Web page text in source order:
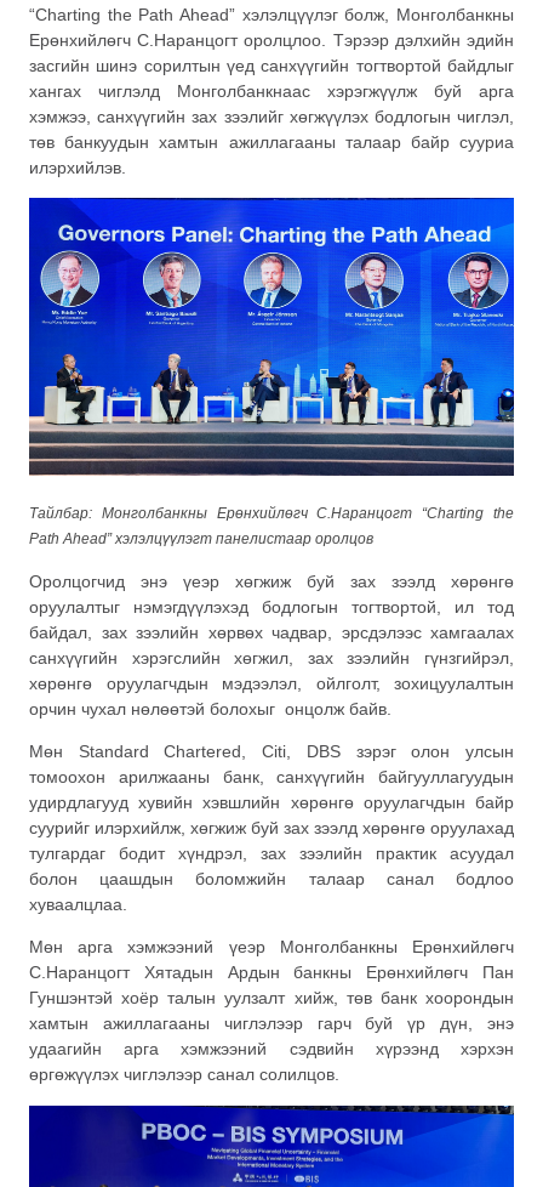
“Charting the Path Ahead” хэлэлцүүлэг болж, Монголбанкны
Ерөнхийлөгч С.Наранцогт оролцлоо. Тэрээр дэлхийн эдийн
засгийн шинэ сорилтын үед санхүүгийн тогтвортой байдлыг
хангах чиглэлд Монголбанкнаас хэрэгжүүлж буй арга
хэмжээ, санхүүгийн зах зээлийг хөгжүүлэх бодлогын чиглэл,
төв банкуудын хамтын ажиллагааны талаар байр сууриа
илэрхийлэв.
Тайлбар: Монголбанкны Ерөнхийлөгч С.Наранцогт “Charting the
Path Ahead” хэлэлцүүлэгт панелистаар оролцов
Оролцогчид энэ үеэр хөгжиж буй зах зээлд хөрөнгө
оруулалтыг нэмэгдүүлэхэд бодлогын тогтвортой, ил тод
байдал, зах зээлийн хөрвөх чадвар, эрсдэлээс хамгаалах
санхүүгийн хэрэгслийн хөгжил, зах зээлийн гүнзгийрэл,
хөрөнгө оруулагчдын мэдээлэл, ойлголт, зохицуулалтын
орчин чухал нөлөөтэй болохыг онцолж байв.
Мөн Standard Chartered, Citi, DBS зэрэг олон улсын
томоохон арилжааны банк, санхүүгийн байгууллагуудын
удирдлагууд хувийн хэвшлийн хөрөнгө оруулагчдын байр
суурийг илэрхийлж, хөгжиж буй зах зээлд хөрөнгө оруулахад
тулгардаг бодит хүндрэл, зах зээлийн практик асуудал
болон цаашдын боломжийн талаар санал бодлоо
хуваалцлаа.
Мөн арга хэмжээний үеэр Монголбанкны Ерөнхийлөгч
С.Наранцогт Хятадын Ардын банкны Ерөнхийлөгч Пан
Гуншэнтэй хоёр талын уулзалт хийж, төв банк хоорондын
хамтын ажиллагааны чиглэлээр гарч буй үр дүн, энэ
удаагийн арга хэмжээний сэдвийн хүрээнд хэрхэн
өргөжүүлэх чиглэлээр санал солилцов.